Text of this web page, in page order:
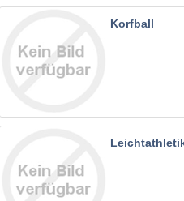
Korfball